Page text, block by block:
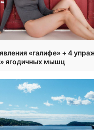
«галифе» + 4
ягодичных мышц